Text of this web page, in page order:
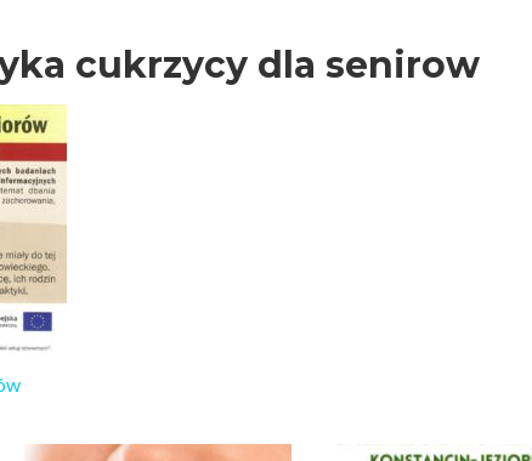
cukrzycy dla senirow